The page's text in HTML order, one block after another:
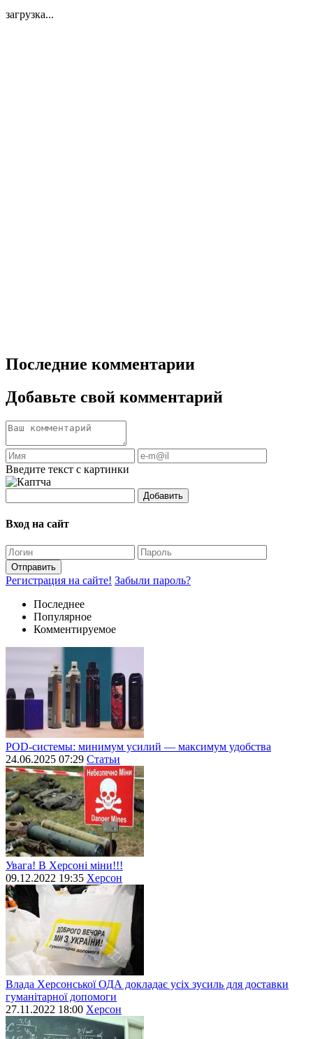
загрузка...
Последние комментарии
Добавьте свой комментарий
Введите текст с картинки
Добавить
Вход на сайт
Отправить
Регистрация на сайте! Забыли пароль?
Последнее
Популярное
Комментируемое
POD-системы: минимум усилий — максимум удобства
24.06.2025 07:29 Статьи
Увага! В Херсоні міни!!!
09.12.2022 19:35 Херсон
Влада Херсонської ОДА докладає усіх зусиль для доставки
гуманітарної допомоги
27.11.2022 18:00 Херсон